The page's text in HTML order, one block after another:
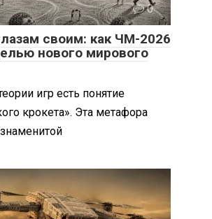
0
своим: как ЧМ-2026
нового мирового
игр есть понятие
крокета». Эта метафора